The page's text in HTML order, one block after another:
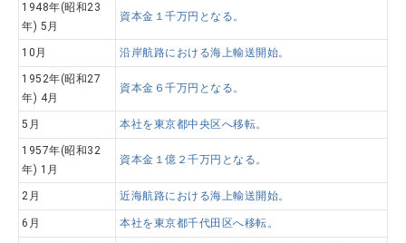
1948年(昭和23
年) 5月
資本金１千万円となる。
10月 沿岸航路における海上輸送開始。
1952年(昭和27
年) 4月
資本金６千万円となる。
5月 本社を東京都中央区へ移転。
1957年(昭和32
年) 1月
資本金１億２千万円となる。
2月 近海航路における海上輸送開始。
6月 本社を東京都千代田区へ移転。